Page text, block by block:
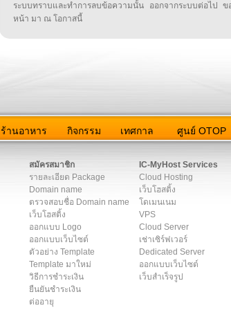
ระบบทราบและทำการลบข้อความนั้น ออกจากระบบต่อไป ข
หน้า มา ณ โอกาสนี้
ร้านอาหาร กิจกรรม เทศกาล ศูนย์ OTOP
สมัครสมาชิก
รายละเอียด Package
Domain name
ตรวจสอบชื่อ Domain name
เว็บโฮสติ้ง
ออกแบบ Logo
ออกแบบเว็บไซต์
ตัวอย่าง Template
Template มาใหม่
วิธีการชำระเงิน
ยืนยันชำระเงิน
ต่ออายุ
IC-MyHost Services
Cloud Hosting
เว็บโฮสติ้ง
โดเมนเนม
VPS
Cloud Server
เช่าเซิร์ฟเวอร์
Dedicated Server
ออกแบบเว็บไซต์
เว็บสำเร็จรูป